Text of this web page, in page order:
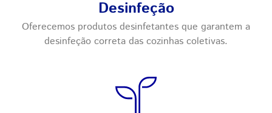
Desinfeção
Oferecemos produtos desinfetantes que garantem a
desinfeção correta das cozinhas coletivas.